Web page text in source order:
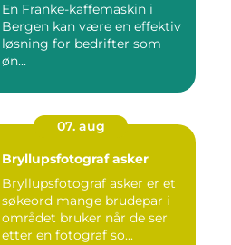
En Franke-kaffemaskin i
Bergen kan være en effektiv
løsning for bedrifter som
øn...
07. aug
Bryllupsfotograf asker
Bryllupsfotograf asker er et
søkeord mange brudepar i
området bruker når de ser
etter en fotograf so...